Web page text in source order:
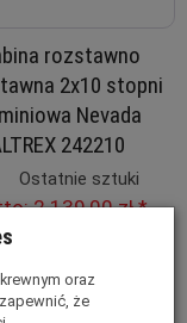
rozstawno
2x10 stopni
Nevada
242210
Ostatnie sztuki
2 139,00 zł*
Do koszyka
oraz
że